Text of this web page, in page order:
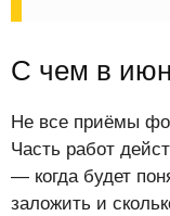
С чем в
Не все приёмы
Часть работ
— когда будет
заложить и